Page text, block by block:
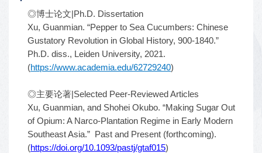
◎博士论文|Ph.D. Dissertation
Xu, Guanmian. “Pepper to Sea Cucumbers: Chinese
Gustatory Revolution in Global History, 900-1840.”
Ph.D. diss., Leiden University, 2021.
(https://www.academia.edu/62729240)
◎主要论著|Selected Peer-Reviewed Articles
Xu, Guanmian, and Shohei Okubo. “Making Sugar Out
of Opium: A Narco-Plantation Regime in Early Modern
Southeast Asia.” Past and Present (forthcoming).
(https://doi.org/10.1093/pastj/gtaf015)